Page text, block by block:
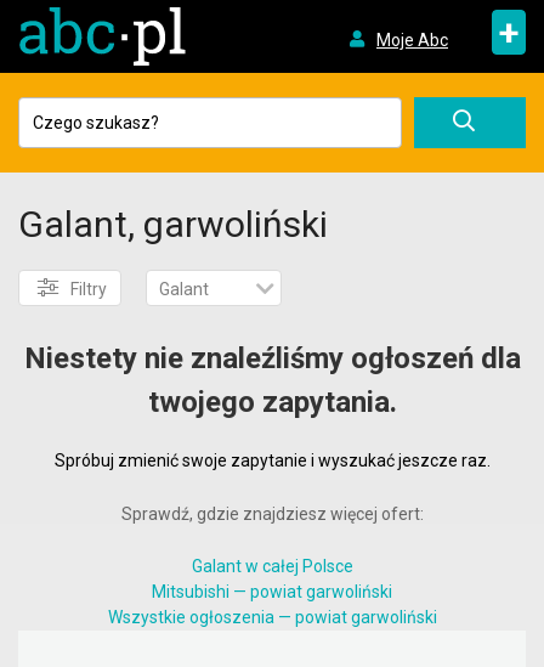
Moje Abc +
Galant, garwoliński
Filtry Galant
Niestety nie znaleźliśmy ogłoszeń dla
twojego zapytania.
Spróbuj zmienić swoje zapytanie i wyszukać jeszcze raz.
Sprawdź, gdzie znajdziesz więcej ofert:
Galant w całej Polsce
Mitsubishi — powiat garwoliński
Wszystkie ogłoszenia — powiat garwoliński